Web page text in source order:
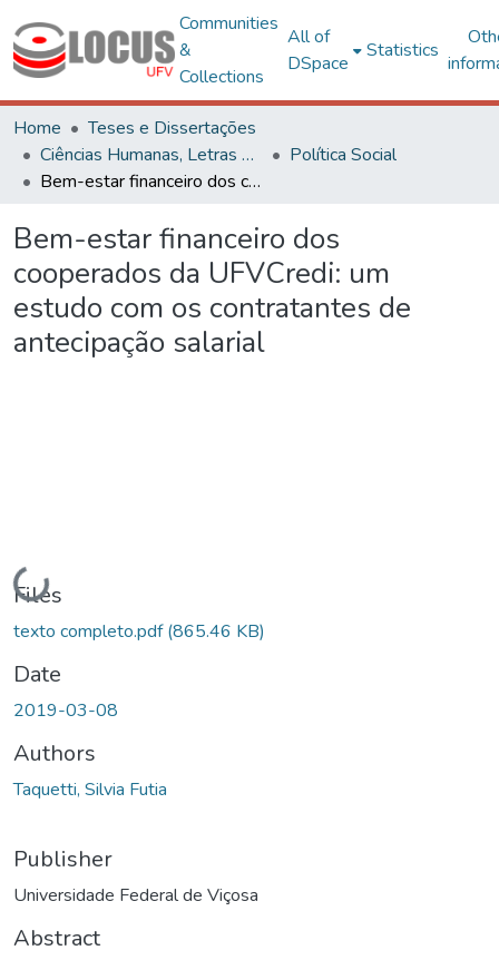
Communities
&
Collections
All of
DSpace
Statistics
Home
Teses e Dissertações
Ciências Humanas, Letras e Artes
Política Social
Bem-estar financeiro dos cooperados da UFVCredi: um estudo com os contratantes de antecipação salarial
Bem-estar financeiro dos
cooperados da UFVCredi: um
estudo com os contratantes de
antecipação salarial
Loading...
Files
texto completo.pdf(865.46 KB)
Date
2019-03-08
Authors
Taquetti, Silvia Futia
Publisher
Universidade Federal de Viçosa
Abstract